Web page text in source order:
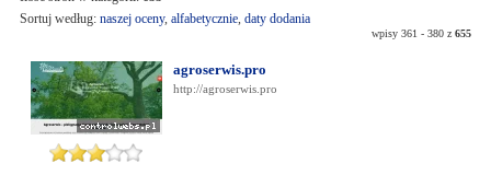
Sortuj według: naszej oceny, alfabetycznie, daty dodania
wpisy 361 - 380 z655
agroserwis.pro
http://agroserwis.pro